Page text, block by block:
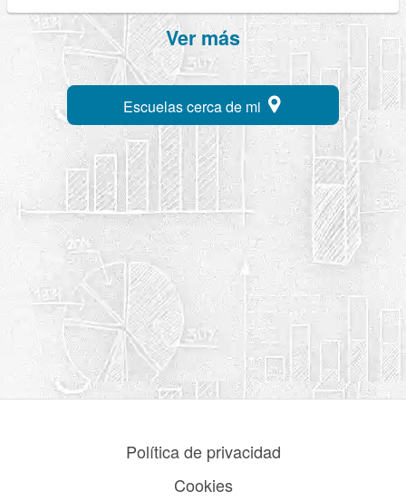
Ver más
Escuelas cerca de mi
Política de privacidad
Cookies